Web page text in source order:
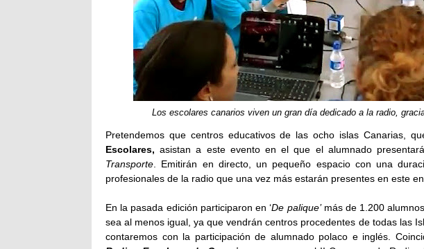
Los escolares canarios viven un gran día dedicado a la radio,
Pretendemos que centros educativos de las ocho islas Canarias,
Escolares, asistan a este evento en el que el alumnado
Transporte . Emitirán en directo, un pequeño espacio con una
profesionales de la radio que una vez más estarán presentes en este
En la pasada edición participaron en ‘De palique’más de 1.200
sea al menos igual, ya que vendrán centros procedentes de todas las
contaremos con la participación de alumnado polaco e inglés.